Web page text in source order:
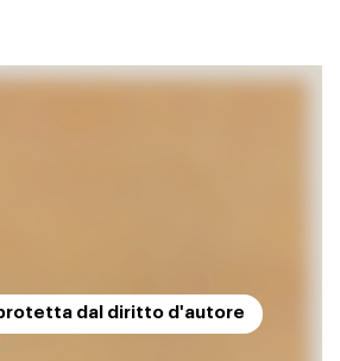
dal diritto d'autore